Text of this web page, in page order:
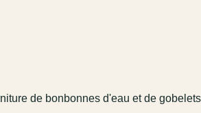
de bonbonnes d'eau et de